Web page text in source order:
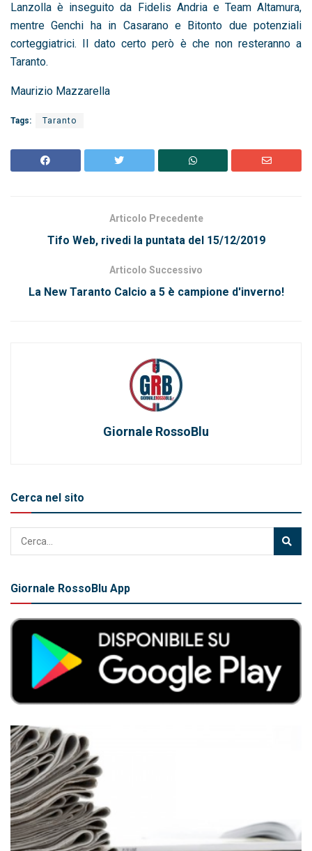
Lanzolla è inseguito da Fidelis Andria e Team Altamura,
mentre Genchi ha in Casarano e Bitonto due potenziali
corteggiatrici. Il dato certo però è che non resteranno a
Taranto.
Maurizio Mazzarella
Tags: Taranto
Articolo Precedente
Tifo Web, rivedi la puntata del 15/12/2019
Articolo Successivo
La New Taranto Calcio a 5 è campione d'inverno!
Giornale RossoBlu
Cerca nel sito
Giornale RossoBlu App